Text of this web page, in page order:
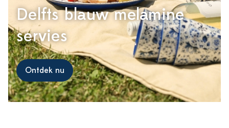
Delfts blauw melamine
servies
Ontdek nu